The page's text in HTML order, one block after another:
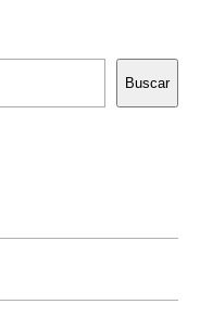
Buscar